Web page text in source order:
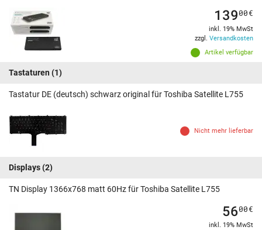
Artikel verfügbar
13900€
inkl. 19% MwSt
zzgl. Versandkosten
Tastaturen (1)
Tastatur DE (deutsch) schwarz original für Toshiba Satellite L755
Nicht mehr lieferbar
Displays(2)
TN Display 1366x768 matt 60Hz für Toshiba Satellite L755
5600€
inkl. 19% MwSt